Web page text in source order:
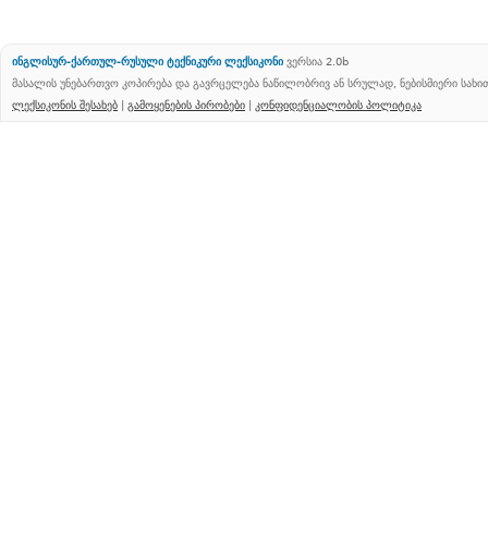
ინგლისურ-ქართულ-რუსული ტექნიკური ლექსიკონი ვერსია 2.0b
მასალის უნებართვო კოპირება და გავრცელება ნაწილობრივ ან სრულად, ნებისმიერი
ლექსიკონის შესახებ | გამოყენების პირობები | კონფიდენციალობის პოლიტიკა